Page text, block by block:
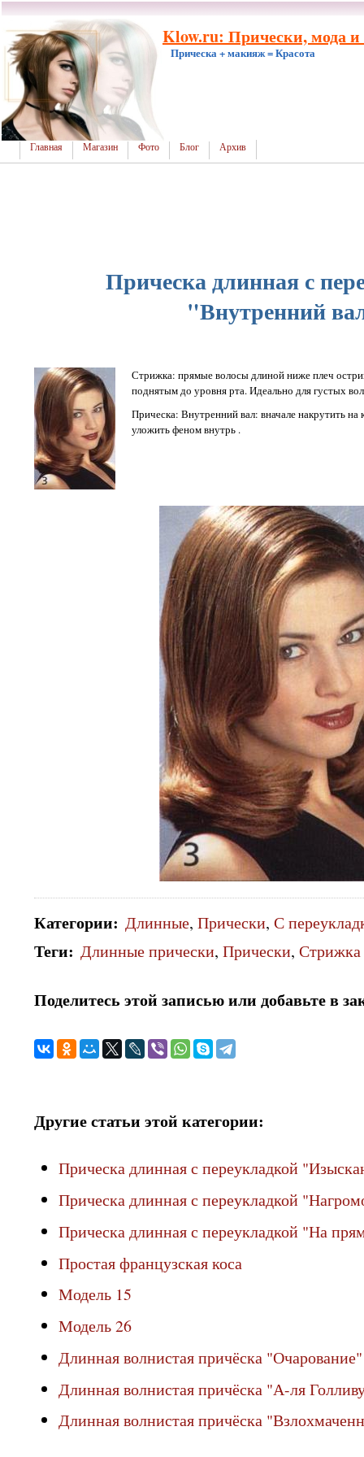
Klow.ru: Прически, мода и
Прическа + макияж = Красота
Главная Магазин Фото Блог Архив
Прическа длинная с
"Внутренний
Стрижка: прямые волосы длиной ниже плеч
поднятым до уровня рта. Идеально для густых
Прическа: Внутренний вал: вначале накрутить
уложить феном внутрь .
Категории: Длинные, Прически, С
Теги: Длинные прически, Прически, Стрижка
Поделитесь этой записью или добавьте в
Другие статьи этой категории:
Прическа длинная с переукладкой
Прическа длинная с переукладкой
Прическа длинная с переукладкой "На
Простая французская коса
Модель 15
Модель 26
Длинная волнистая причёска "Очарование"
Длинная волнистая причёска "А-ля
Длинная волнистая причёска